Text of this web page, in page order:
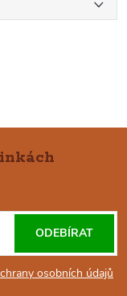
osobních údajů
ODEBÍRAT